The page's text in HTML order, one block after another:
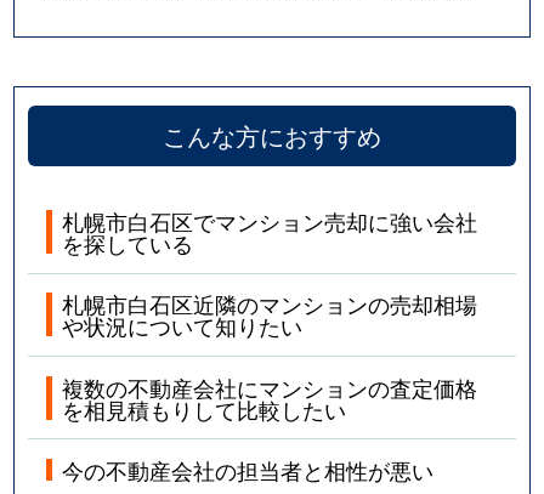
こんな方におすすめ
札幌市白石区でマンション売却に強い会社
を探している
札幌市白石区近隣のマンションの売却相場
や状況について知りたい
複数の不動産会社にマンションの査定価格
を相見積もりして比較したい
今の不動産会社の担当者と相性が悪い